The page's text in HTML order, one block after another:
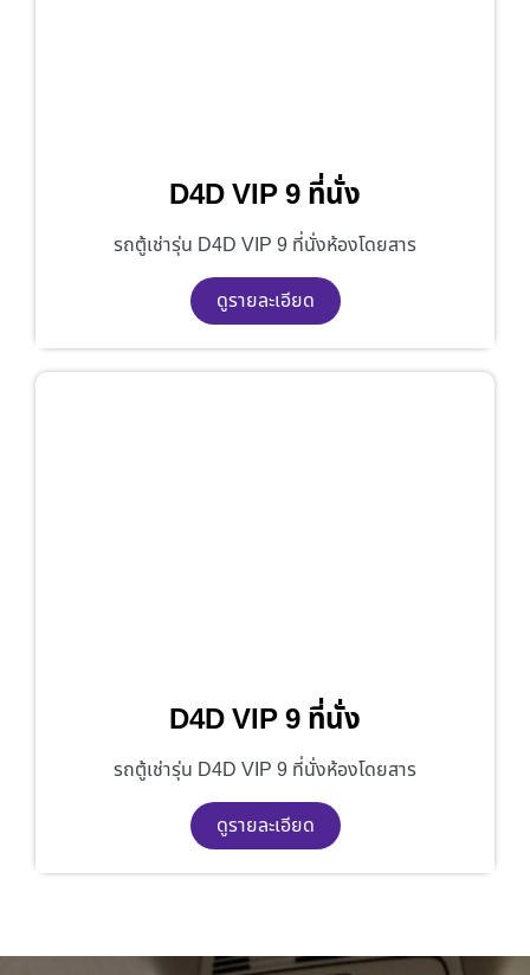
D4D VIP 9 ที่นั่ง
รถตู้เช่ารุ่น D4D VIP 9 ที่นั่งห้องโดยสาร
ดูรายละเอียด
D4D VIP 9 ที่นั่ง
รถตู้เช่ารุ่น D4D VIP 9 ที่นั่งห้องโดยสาร
ดูรายละเอียด